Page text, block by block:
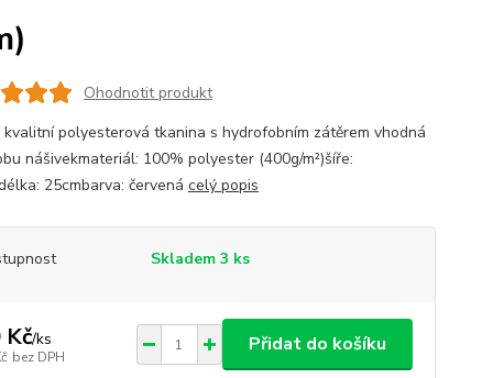
Ohodnotit produkt
kvalitní polyesterová tkanina s hydrofobním zátěrem vhodná
nášivekmateriál: 100% polyester (400g/m²)šíře:
25cmbarva: červená celý popis
Skladem 3 ks
Kč/ks
bez DPH
Přidat do košíku